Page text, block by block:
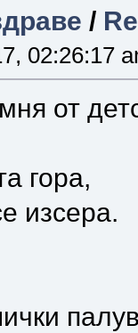
/
02:26:17
от
гора,
изсера.